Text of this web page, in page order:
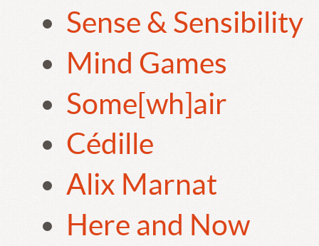
Sense & Sensibility
Mind Games
Some[wh]air
Cédille
Alix Marnat
Here and Now